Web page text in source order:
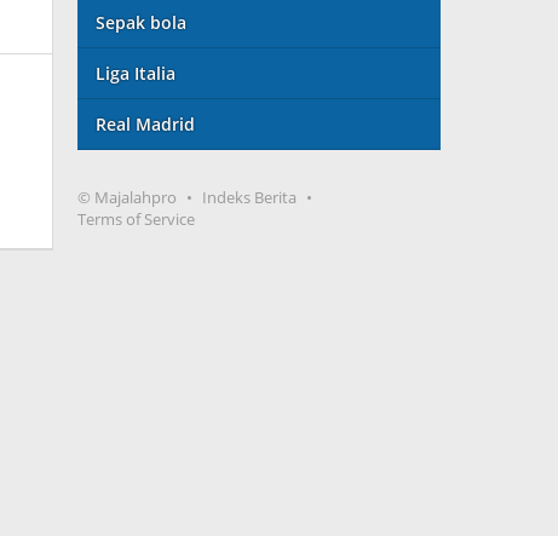
Sepak bola
Liga Italia
Real Madrid
© Majalahpro
Indeks Berita
Terms of Service